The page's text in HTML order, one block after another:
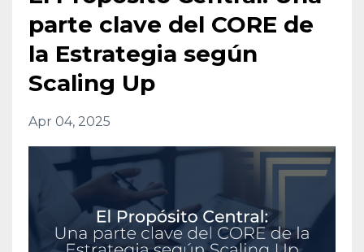
parte clave del CORE de
la Estrategia según
Scaling Up
Apr 04, 2025